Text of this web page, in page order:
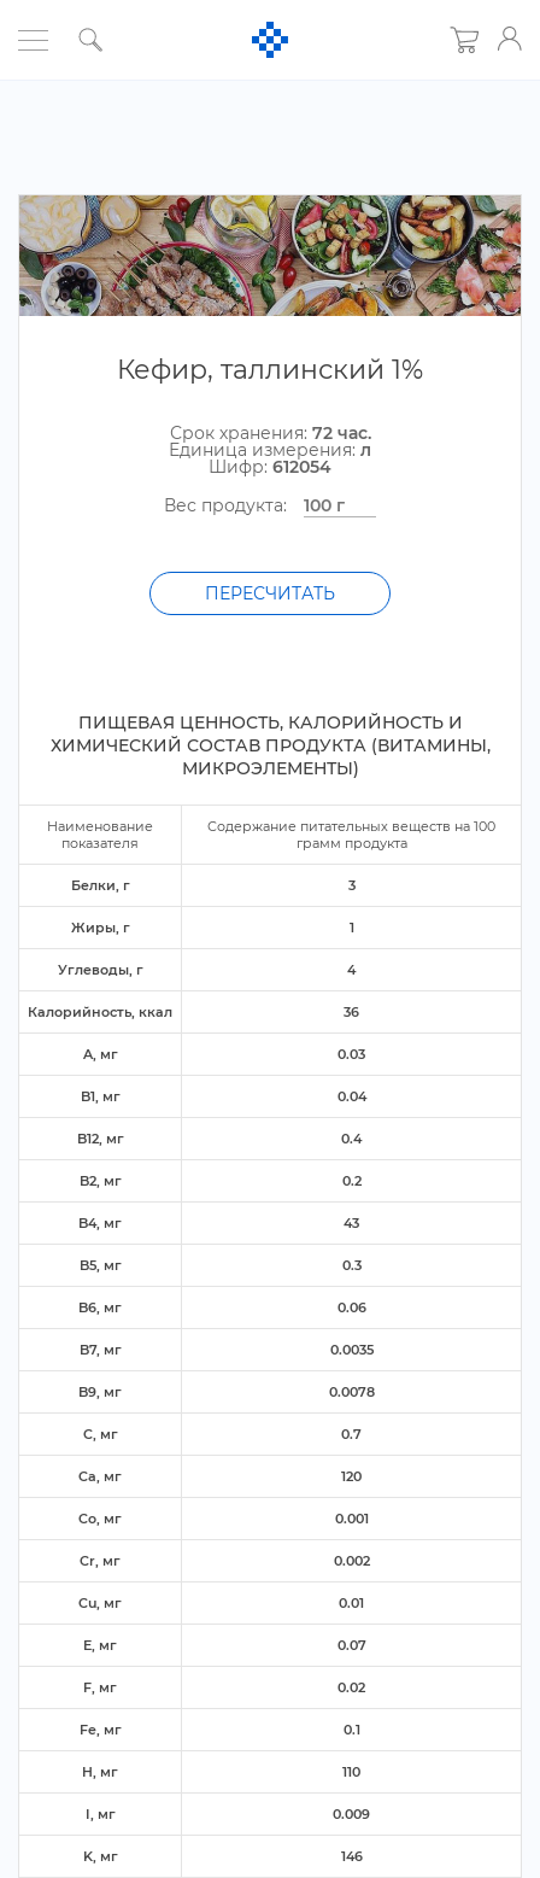
Кефир, таллинский 1%
Срок хранения: 72 час.
Единица измерения: л
Шифр: 612054
ес продукта:
ПЕРЕСЧИТАТЬ
ПИЩЕВАЯ ЦЕННОСТЬ, КАЛОРИЙНОСТЬ И
ХИМИЧЕСКИЙ СОСТАВ ПРОДУКТА (ВИТАМИНЫ,
МИКРОЭЛЕМЕНТЫ)
Наименование
показателя
Содержание питательных веществ на 100
рамм продукта
Белки, 3
Жиры, 1
Углеводы, 4
Калорийность, ккал 36
A, м 0.03
B1, м 0.04
B12, м 0.4
B2, м 0.2
B4, м 43
B5, м 0.3
B6, м 0.06
B7, м 0.0035
B9, м 0.0078
C, м 0.7
Ca, м 120
Co, м 0.001
Cr, м 0.002
Cu, м 0.01
E, м 0.07
F, м 0.02
Fe, м 0.1
H, м 110
I, м 0.009
K, м 146